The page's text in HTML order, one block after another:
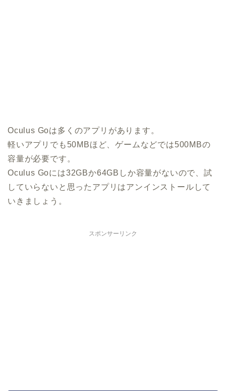
Oculus Goは多くのアプリがあります。
軽いアプリでも50MBほど、ゲームなどでは500MBの
容量が必要です。
Oculus Goには32GBか64GBしか容量がないので、試
していらないと思ったアプリはアンインストールして
いきましょう。
スポンサーリンク